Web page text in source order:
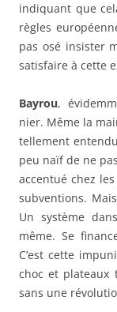
indiquant que
règles
pas osé insister
satisfaire à cette
Bayrou,
nier. Même la
tellement
peu naïf de ne
accentué chez
subventions.
Un système
même. Se
C’est cette
choc et plateaux
sans une